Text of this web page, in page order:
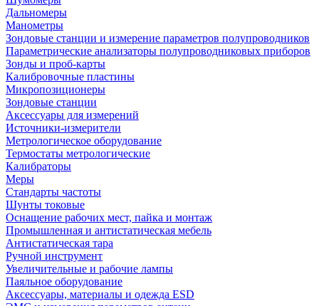
Дальномеры
Манометры
Зондовые станции и измерение параметров полупроводников
Параметрические анализаторы полупроводниковых приборов
Зонды и проб-карты
Калибровочные пластины
Микропозиционеры
Зондовые станции
Аксессуары для измерений
Источники-измерители
Метрологическое оборудование
Термостаты метрологические
Калибраторы
Меры
Стандарты частоты
Шунты токовые
Оснащение рабочих мест, пайка и монтаж
Промышленная и антистатическая мебель
Антистатическая тара
Ручной инструмент
Увеличительные и рабочие лампы
Паяльное оборудование
Аксессуары, материалы и одежда ESD